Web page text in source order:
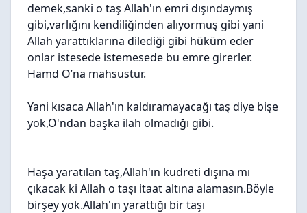
demek,sanki o taş Allah'ın emri dışındaymış
gibi,varlığını kendiliğinden alıyormuş gibi yani
Allah yarattıklarına dilediği gibi hüküm eder
onlar istesede istemesede bu emre girerler.
Hamd O’na mahsustur.
Yani kısaca Allah'ın kaldıramayacağı taş diye bişe
yok,O'ndan başka ilah olmadığı gibi.
Haşa yaratılan taş,Allah'ın kudreti dışına mı
çıkacak ki Allah o taşı itaat altına alamasın.Böyle
birşey yok.Allah'ın yarattığı bir taşı